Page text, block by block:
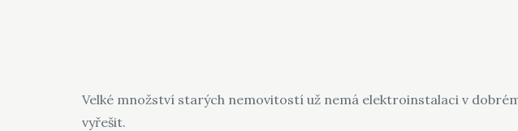
Velké množství starých nemovitostí už nemá elektroinstalaci v
vyřešit.